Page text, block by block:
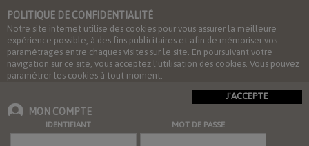
POLITIQUE DE CONFIDENTIALITÉ
Notre site internet utilise des cookies pour vous assurer la meilleure
expérience possible, à des fins publicitaires et afin de mémoriser vos
paramétrages entre chaques visites sur le site. En poursuivant votre
navigation sur ce site, vous acceptez l'utilisation des cookies. Vous pouvez
paramétrer les cookies à tout moment.
J'ACCEPTE
MON COMPTE
IDENTIFIANT MOT DE PASSE